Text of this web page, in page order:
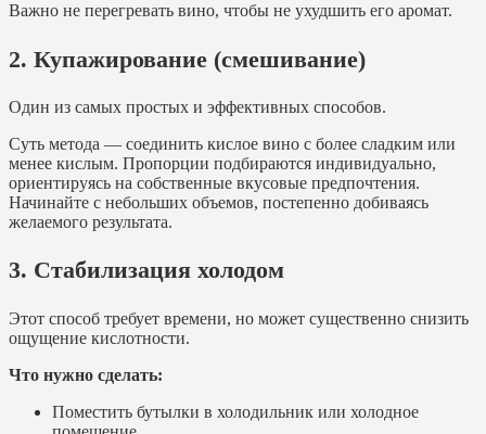
Важно не перегревать вино, чтобы не ухудшить его аромат.
2. Купажирование (смешивание)
Один из самых простых и эффективных способов.
Суть метода — соединить кислое вино с более сладким или
менее кислым. Пропорции подбираются индивидуально,
ориентируясь на собственные вкусовые предпочтения.
Начинайте с небольших объемов, постепенно добиваясь
желаемого результата.
3. Стабилизация холодом
Этот способ требует времени, но может существенно снизить
ощущение кислотности.
Что нужно сделать:
Поместить бутылки в холодильник или холодное